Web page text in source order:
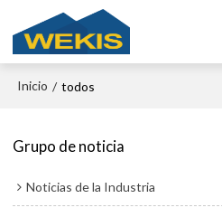
Inicio / todos
Grupo de noticia
Noticias de la Industria